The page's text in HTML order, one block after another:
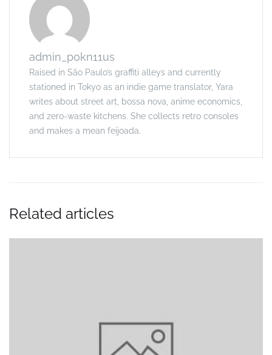
admin_p0kn11us
Raised in São Paulo’s graffiti alleys and currently
stationed in Tokyo as an indie game translator, Yara
writes about street art, bossa nova, anime economics,
and zero-waste kitchens. She collects retro consoles
and makes a mean feijoada.
Related articles